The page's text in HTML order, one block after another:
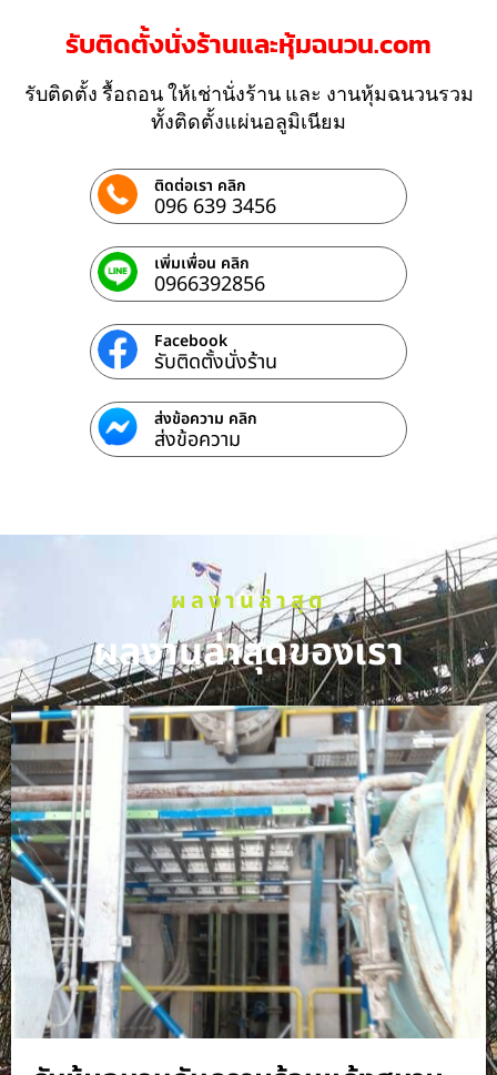
รับติดตั้งนั่งร้านและหุ้มฉนวน.com
รับติดตั้ง รื้อถอน ให้เช่านั่งร้าน และ งานหุ้มฉนวนรวม
ทั้งติดตั้งแผ่นอลูมิเนียม
ติดต่อเรา คลิก
096 639 3456
เพิ่มเพื่อน คลิก
0966392856
Facebook
รับติดตั้งนั่งร้าน
ส่งข้อความ คลิก
ส่งข้อความ
ผลงานล่าสุด
ผลงานล่าสุดของเรา